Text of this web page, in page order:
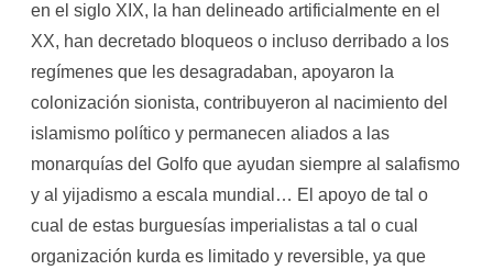
en el siglo XIX, la han delineado artificialmente en el
XX, han decretado bloqueos o incluso derribado a los
regímenes que les desagradaban, apoyaron la
colonización sionista, contribuyeron al nacimiento del
islamismo político y permanecen aliados a las
monarquías del Golfo que ayudan siempre al salafismo
y al yijadismo a escala mundial… El apoyo de tal o
cual de estas burguesías imperialistas a tal o cual
organización kurda es limitado y reversible, ya que